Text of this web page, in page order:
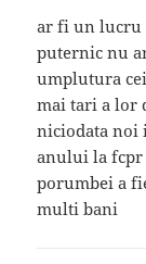
ar fi un lucru
puternic nu
umplutura
mai tari a lor
niciodata noi
anului la fcpr
porumbei a
multi bani